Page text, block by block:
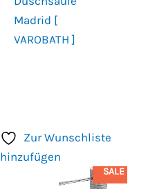
Madrid [
VAROBATH ]
Zur Wunschliste
hinzufügen
SALE